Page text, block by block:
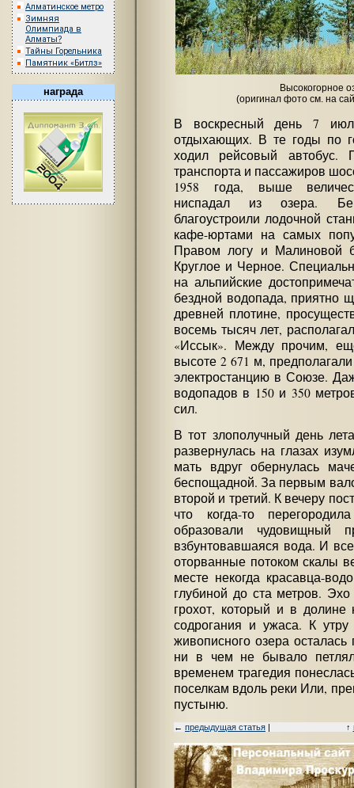
Алматинское метро
Зимняя
Олимпиада в
Алматы?
Тайны Горельника
Памятник «Битлз»
награда
Высокогорное
(оригинал фото см. на
В воскресный день 7
отдыхающих. В те годы по
ходил рейсовый автобус.
транспорта и пассажиров
1958 года, выше
ниспадал из озера.
благоустроили лодочной
кафе-юртами на самых
Правом логу и Малиновой
Круглое и Черное.
на альпийские
бездной водопада, приятно
древней плотине,
восемь тысяч лет,
«Иссык». Между прочим,
высоте 2 671 м,
электростанцию в Союзе.
водопадов в 150 и 350
сил.
В тот злополучный день
развернулась на глазах
мать вдруг обернулась
беспощадной. За первым
второй и третий. К вечеру
что когда-то
образовали чудовищный
взбунтовавшаяся вода. И
оторванные потоком скалы
месте некогда красавца-
глубиной до ста метров.
грохот, который и в
содрогания и ужаса. К
живописного озера
ни в чем не бывало
временем трагедия
поселкам вдоль реки Или,
пустыню.
← предыдущая статья ↑